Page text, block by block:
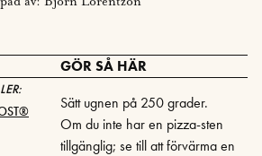
GÖR SÅ HÄR
Sätt ugnen på 250 grader.
Om du inte har en pizza-sten
tillgänglig; se till att förvärma en